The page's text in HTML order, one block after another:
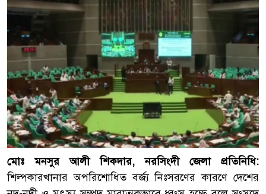
মোঃ মনসুর আলী শিকদার, নরসিংদী জেলা প্রতিনিধি:
শিল্পকারখানার অপরিশোধিত বর্জ্য নিঃসরণের কারণে দেশের